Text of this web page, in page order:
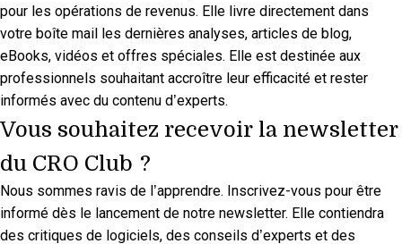
pour les opérations de revenus. Elle livre directement dans
votre boîte mail les dernières analyses, articles de blog,
eBooks, vidéos et offres spéciales. Elle est destinée aux
professionnels souhaitant accroître leur efficacité et rester
informés avec du contenu d’experts.
Vous souhaitez recevoir la newsletter
du CRO Club ?
Nous sommes ravis de l’apprendre. Inscrivez-vous pour être
informé dès le lancement de notre newsletter. Elle contiendra
des critiques de logiciels, des conseils d’experts et des